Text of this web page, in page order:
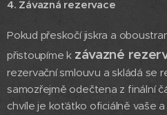
4. Závazná rezervace
Pokud přeskočí jiskra a
přistoupíme k závazné
rezervační smlouvu a skládá se
samozřejmě odečtena z finální
chvíle je koťátko oficiálně vaše